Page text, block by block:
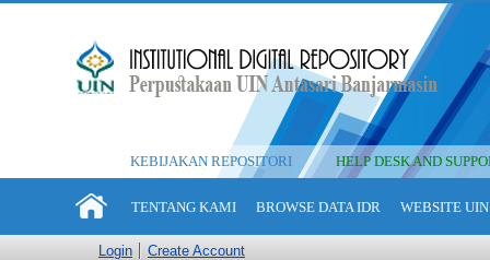
KEBIJAKAN REPOSITORI HELP DESK AND
TENTANG KAMI BROWSE DATA IDR WEBSITE
Login Create Account